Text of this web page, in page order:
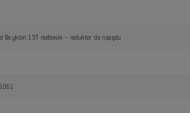
Bicyklon 13T niebieski – reduktor do napędu